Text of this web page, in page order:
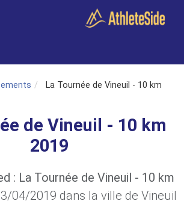
La Tournée de Vineuil - 10 km
de Vineuil - 10 km
2019
: La Tournée de Vineuil - 10 km
04/2019 dans la ville de Vineuil